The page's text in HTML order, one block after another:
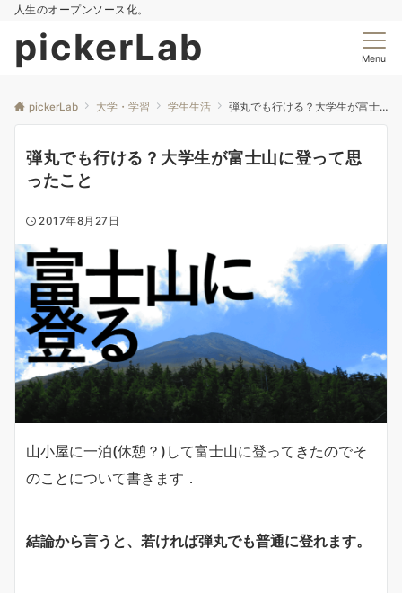
人生のオープンソース化。
pickerLab Menu
pickerLab 大学・学習 学生生活 弾丸でも行ける？大学生が富士山に登って思ったこと
弾丸でも行ける？大学生が富士山に登って思
ったこと
2017年8月27日
山小屋に一泊(休憩？)して富士山に登ってきたのでそ
のことについて書きます．
結論から言うと、若ければ弾丸でも普通に登れます。